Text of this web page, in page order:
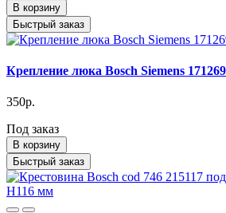
В корзину
Быстрый заказ
Крепление люка Bosch Siemens 171269
350р.
Под заказ
В корзину
Быстрый заказ